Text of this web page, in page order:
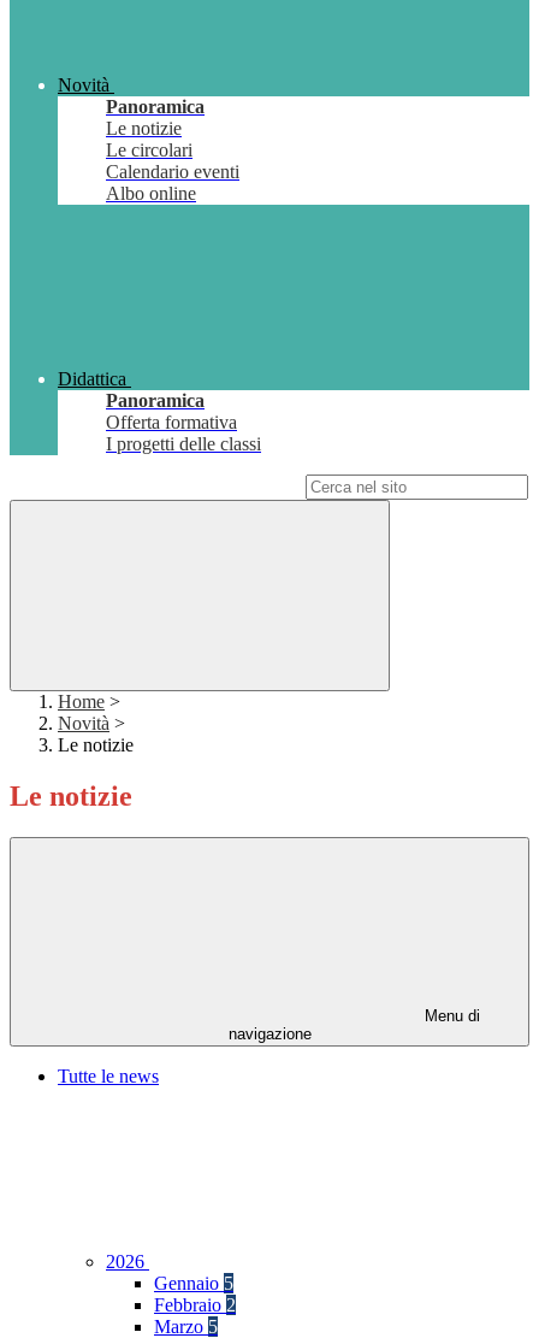
Novità
Panoramica
Le notizie
Le circolari
Calendario eventi
Albo online
Didattica
Panoramica
Offerta formativa
I progetti delle classi
Home >
Novità >
Le notizie
Le notizie
Menu di
navigazione
Tutte le news
2026
Gennaio 5
Febbraio 2
Marzo 5